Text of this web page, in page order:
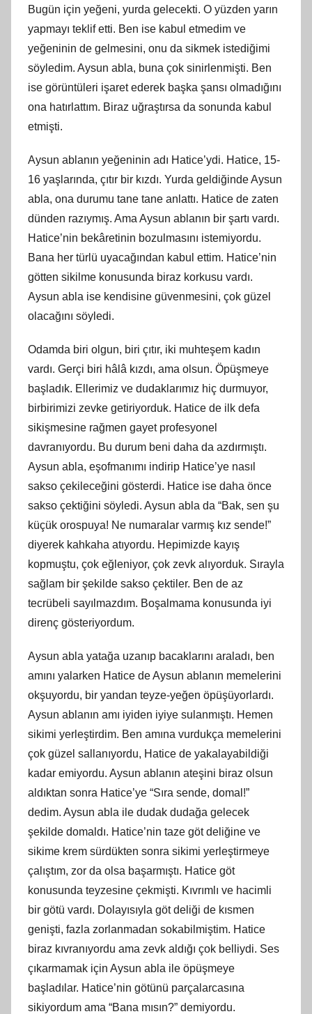
Bugün için yeğeni, yurda gelecekti. O yüzden yarın
yapmayı teklif etti. Ben ise kabul etmedim ve
yeğeninin de gelmesini, onu da sikmek istediğimi
söyledim. Aysun abla, buna çok sinirlenmişti. Ben
ise görüntüleri işaret ederek başka şansı olmadığını
ona hatırlattım. Biraz uğraştırsa da sonunda kabul
etmişti.
Aysun ablanın yeğeninin adı Hatice’ydi. Hatice, 15-
16 yaşlarında, çıtır bir kızdı. Yurda geldiğinde Aysun
abla, ona durumu tane tane anlattı. Hatice de zaten
dünden razıymış. Ama Aysun ablanın bir şartı vardı.
Hatice’nin bekâretinin bozulmasını istemiyordu.
Bana her türlü uyacağından kabul ettim. Hatice’nin
götten sikilme konusunda biraz korkusu vardı.
Aysun abla ise kendisine güvenmesini, çok güzel
olacağını söyledi.
Odamda biri olgun, biri çıtır, iki muhteşem kadın
vardı. Gerçi biri hâlâ kızdı, ama olsun. Öpüşmeye
başladık. Ellerimiz ve dudaklarımız hiç durmuyor,
birbirimizi zevke getiriyorduk. Hatice de ilk defa
sikişmesine rağmen gayet profesyonel
davranıyordu. Bu durum beni daha da azdırmıştı.
Aysun abla, eşofmanımı indirip Hatice’ye nasıl
sakso çekileceğini gösterdi. Hatice ise daha önce
sakso çektiğini söyledi. Aysun abla da “Bak, sen şu
küçük orospuya! Ne numaralar varmış kız sende!”
diyerek kahkaha atıyordu. Hepimizde kayış
kopmuştu, çok eğleniyor, çok zevk alıyorduk. Sırayla
sağlam bir şekilde sakso çektiler. Ben de az
tecrübeli sayılmazdım. Boşalmama konusunda iyi
direnç gösteriyordum.
Aysun abla yatağa uzanıp bacaklarını araladı, ben
amını yalarken Hatice de Aysun ablanın memelerini
okşuyordu, bir yandan teyze-yeğen öpüşüyorlardı.
Aysun ablanın amı iyiden iyiye sulanmıştı. Hemen
sikimi yerleştirdim. Ben amına vurdukça memelerini
çok güzel sallanıyordu, Hatice de yakalayabildiği
kadar emiyordu. Aysun ablanın ateşini biraz olsun
aldıktan sonra Hatice’ye “Sıra sende, domal!”
dedim. Aysun abla ile dudak dudağa gelecek
şekilde domaldı. Hatice’nin taze göt deliğine ve
sikime krem sürdükten sonra sikimi yerleştirmeye
çalıştım, zor da olsa başarmıştı. Hatice göt
konusunda teyzesine çekmişti. Kıvrımlı ve hacimli
bir götü vardı. Dolayısıyla göt deliği de kısmen
genişti, fazla zorlanmadan sokabilmiştim. Hatice
biraz kıvranıyordu ama zevk aldığı çok belliydi. Ses
çıkarmamak için Aysun abla ile öpüşmeye
başladılar. Hatice’nin götünü parçalarcasına
sikiyordum ama “Bana mısın?” demiyordu.